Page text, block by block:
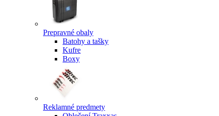
Prepravné obaly
Batohy a tašky
Kufre
Boxy
Reklamné predmety